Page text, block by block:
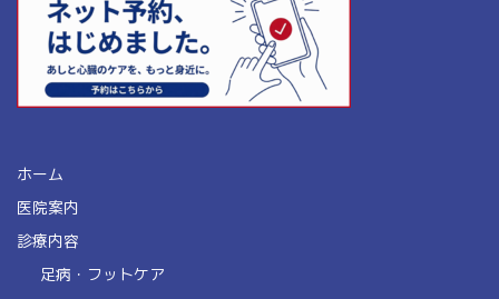
ホーム
医院案内
診療内容
足病・フットケア